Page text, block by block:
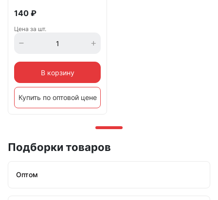
140 ₽
Цена за шт.
В корзину
Купить по оптовой цене
Подборки товаров
Оптом